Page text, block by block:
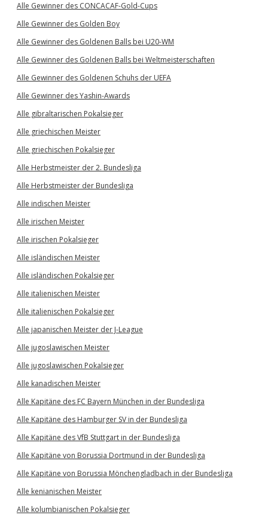
Alle Gewinner des CONCACAF-Gold-Cups
Alle Gewinner des Golden Boy
Alle Gewinner des Goldenen Balls bei U20-WM
Alle Gewinner des Goldenen Balls bei Weltmeisterschaften
Alle Gewinner des Goldenen Schuhs der UEFA
Alle Gewinner des Yashin-Awards
Alle gibraltarischen Pokalsieger
Alle griechischen Meister
Alle griechischen Pokalsieger
Alle Herbstmeister der 2. Bundesliga
Alle Herbstmeister der Bundesliga
Alle indischen Meister
Alle irischen Meister
Alle irischen Pokalsieger
Alle isländischen Meister
Alle isländischen Pokalsieger
Alle italienischen Meister
Alle italienischen Pokalsieger
Alle japanischen Meister der J-League
Alle jugoslawischen Meister
Alle jugoslawischen Pokalsieger
Alle kanadischen Meister
Alle Kapitäne des FC Bayern München in der Bundesliga
Alle Kapitäne des Hamburger SV in der Bundesliga
Alle Kapitäne des VfB Stuttgart in der Bundesliga
Alle Kapitäne von Borussia Dortmund in der Bundesliga
Alle Kapitäne von Borussia Mönchengladbach in der Bundesliga
Alle kenianischen Meister
Alle kolumbianischen Pokalsieger